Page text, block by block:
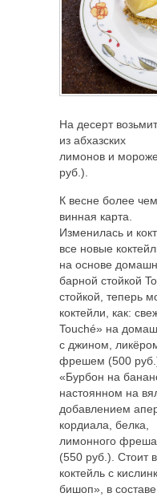
На десерт
из абхазских
лимонов и
руб.).
К весне более
винная карта.
Изменилась и
все новые
на основе
барной стойкой
стойкой, теперь
коктейли, как:
Touché» на
с джином,
фрешем (500
«Бурбон на
настоянном на
добавлением
кордиала, белка,
лимонного фреша
(550 руб.). Стоит
коктейль с
бишоп», в составе